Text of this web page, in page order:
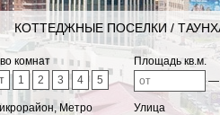
КОТТЕДЖНЫЕ ПОСЕЛКИ /
комнат
1 2 3 4 5
Площадь кв.м.
—
Метро
Улица